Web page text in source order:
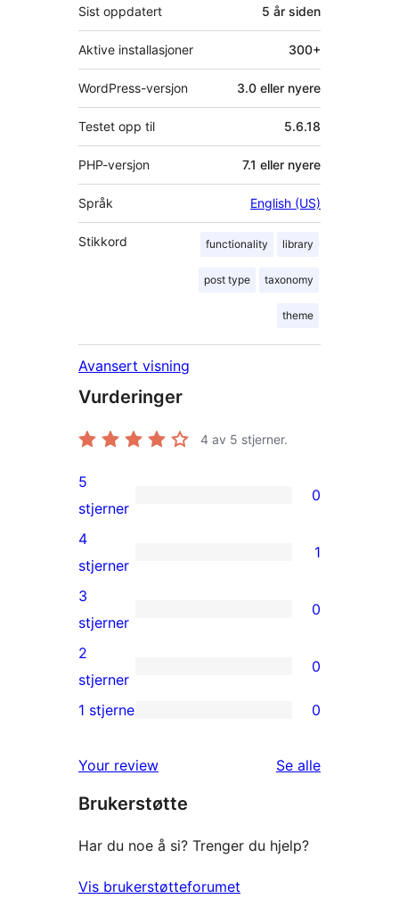
Sist oppdatert 5 år siden
Aktive installasjoner 300+
WordPress-versjon 3.0 eller nyere
Testet opp til 5.6.18
PHP-versjon 7.1 eller nyere
Språk English (US)
Stikkord functionality library
post type taxonomy
theme
Avansert visning
Vurderinger
4 av 5 stjerner.
0
5-
star
reviews
5
stjerner
0
1
4-
star
review
4
stjerner
1
0
3-
star
reviews
3
stjerner
0
0
2-
reviews
2
stjerner
0
star
reviews
1 stjerne 0
Your review Se alleomtalene
Brukerstøtte
Har du noe å si? Trenger du hjelp?
Vis brukerstøtteforumet